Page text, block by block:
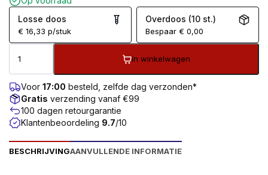
Losse doos
€ 16,33 p/stuk
Overdoos (10 st.)
Bespaar€ 0,00
In winkelwagen
Voor 17:00 besteld, zelfde dag verzonden*
Gratis verzending vanaf €99
100 dagen retourgarantie
Klantenbeoordeling 9.7/10
BESCHRIJVINGAANVULLENDE INFORMATIE